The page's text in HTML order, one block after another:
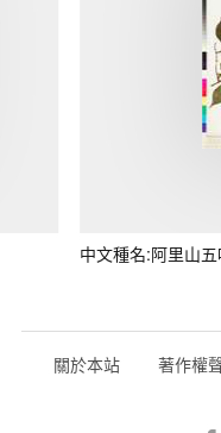
中文種名:阿里山
關於本站 著作權